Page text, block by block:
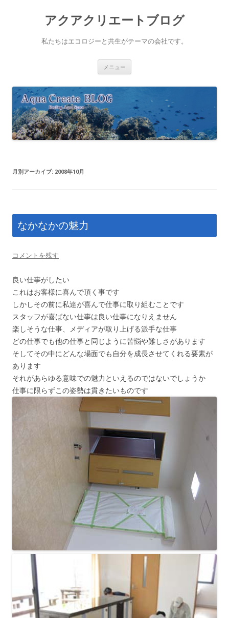
アクアクリエートブログ
私たちはエコロジーと共生がテーマの会社です。
メニュー
ン
へ
ス
キ
ッ
プ
月別アーカイブ: 2008年10月
なかなかの魅力
コメントを残す
良い仕事がしたい
これはお客様に喜んで頂く事です
しかしその前に私達が喜んで仕事に取り組むことです
スタッフが喜ばない仕事は良い仕事になりえません
楽しそうな仕事、メディアが取り上げる派手な仕事
どの仕事でも他の仕事と同じように苦悩や難しさがあります
そしてその中にどんな場面でも自分を成長させてくれる要素が
あります
それがあらゆる意味での魅力といえるのではないでしょうか
仕事に限らずこの姿勢は貫きたいものです